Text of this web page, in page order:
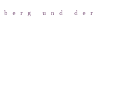
und der